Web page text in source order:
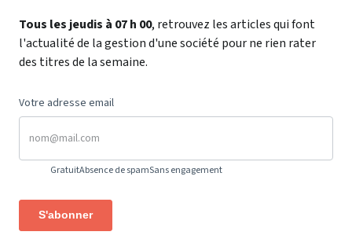
Tous les jeudis à 07 h 00, retrouvez les articles qui font
l'actualité de la gestion d'une société pour ne rien rater
des titres de la semaine.
Votre adresse email
GratuitAbsence de spamSans engagement
S'abonner